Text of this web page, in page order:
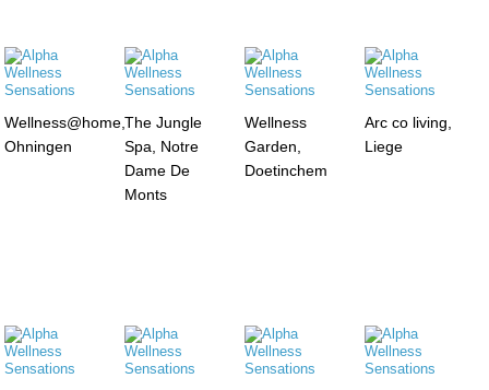
Wellness@home,
Ohningen
The Jungle
Spa, Notre
Dame De
Monts
Wellness
Garden,
Doetinchem
Arc co living,
Liege